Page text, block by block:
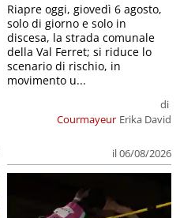
Courmayeur
di
Erika David
il 06/08/2026
Riapre oggi, giovedì 6 agosto,
solo di giorno e solo in
discesa, la strada comunale
della Val Ferret; si riduce lo
scenario di rischio, in
movimento u...